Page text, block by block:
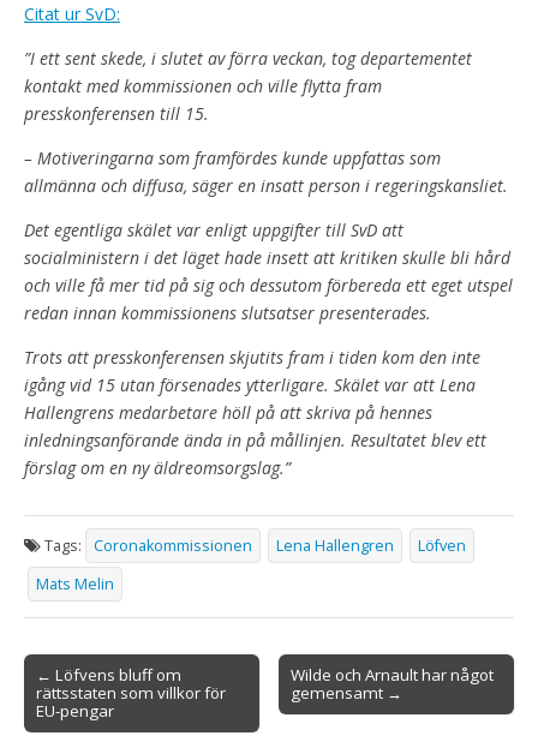
Citat ur SvD:
”I ett sent skede, i slutet av förra veckan, tog departementet
kontakt med kommissionen och ville flytta fram
presskonferensen till 15.
– Motiveringarna som framfördes kunde uppfattas som
allmänna och diffusa, säger en insatt person i regeringskansliet.
Det egentliga skälet var enligt uppgifter till SvD att
socialministern i det läget hade insett att kritiken skulle bli hård
och ville få mer tid på sig och dessutom förbereda ett eget utspel
redan innan kommissionens slutsatser presenterades.
Trots att presskonferensen skjutits fram i tiden kom den inte
igång vid 15 utan försenades ytterligare. Skälet var att Lena
Hallengrens medarbetare höll på att skriva på hennes
inledningsanförande ända in på mållinjen. Resultatet blev ett
förslag om en ny äldreomsorgslag.”
Tags: Coronakommissionen Lena Hallengren
Löfven
Mats Melin
Post
navigation
← Löfvens bluff om
rättsstaten som villkor för
EU-pengar
Wilde och Arnault har något
gemensamt →